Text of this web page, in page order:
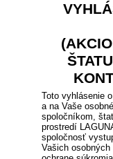
Toto vyhlásenie
a na Vaše
spoločníkom,
prostredí
spoločnosť
Vašich